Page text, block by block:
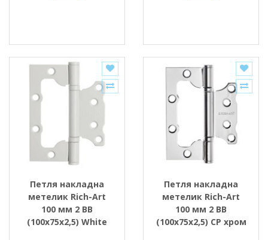
Петля накладна
метелик Rich-Art
100 мм 2 ВВ
(100х75х2,5) White
Петля накладна
метелик Rich-Art
100 мм 2 ВВ
(100х75х2,5) СР хром